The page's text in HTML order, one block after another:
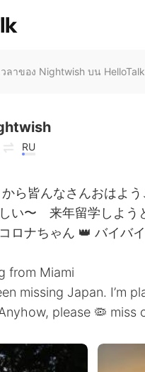
วลาของ Nightwish บน HelloTalk
RU
ら皆んなさんおはよ
い〜 来年留学しよう
ロナちゃん 👑 バイバ
from Miami
missing Japan. I’m
please 🦠 miss